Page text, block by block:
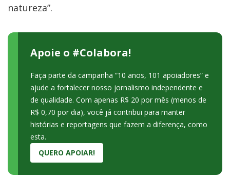
natureza”.
Apoie o #Colabora!
Faça parte da campanha “10 anos, 101 apoiadores” e
ajude a fortalecer nosso jornalismo independente e
de qualidade. Com apenas R$ 20 por mês (menos de
R$ 0,70 por dia), você já contribui para manter
histórias e reportagens que fazem a diferença, como
esta.
QUERO APOIAR!